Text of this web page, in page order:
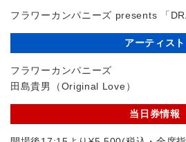
フラワーカンパニーズ presents 「
アーティスト
フラワーカンパニーズ
田島貴男（Original Love）
当日券情報